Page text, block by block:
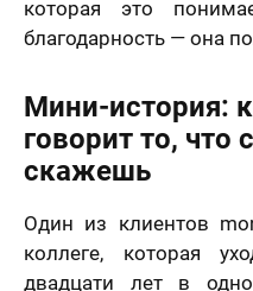
которая это
благодарность — она
Мини-история:
говорит то, что
скажешь
Один из клиентов
коллеге, которая
двадцати лет в